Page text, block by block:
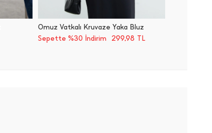
Omuz Vatkalı Kruvaze Yaka Bluz
Sepette %30 İndirim
299,98 TL